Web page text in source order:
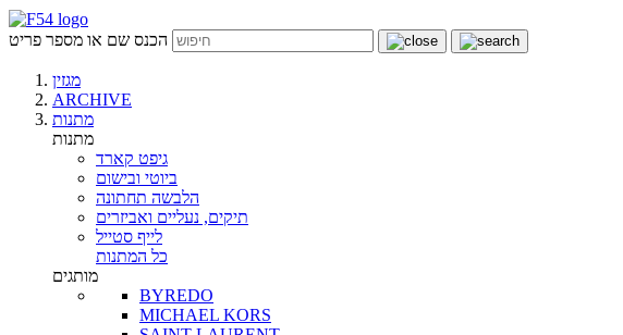
הכנס שם או מספר פריט
מגזין
ARCHIVE
מתנות
מתנות
גיפט קארד
ביוטי ובישום
הלבשה תחתונה
תיקים, נעליים ואביזרים
לייף סטייל
כל המתנות
מותגים
BYREDO
MICHAEL KORS